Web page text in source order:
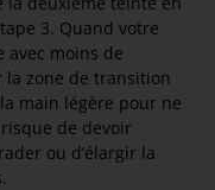
3. Quand votre
avec moins de
la zone de transition
main légère pour ne
de devoir
ou d’élargir la